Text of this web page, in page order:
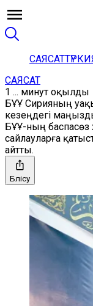
САЯСАТ
САЯСАТ
1 ... минут оқылды
БҰҰ Сирияның
кезеңдегі
БҰҰ-ның
сайлауларға
айтты.
Бөлісу